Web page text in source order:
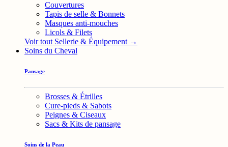
Couvertures
Tapis de selle & Bonnets
Masques anti-mouches
Licols & Filets
Voir tout Sellerie & Équipement →
Soins du Cheval
Pansage
Brosses & Étrilles
Cure-pieds & Sabots
Peignes & Ciseaux
Sacs & Kits de pansage
Soins de la Peau